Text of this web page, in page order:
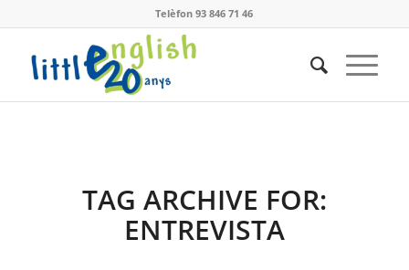
Telèfon 93 846 71 46
TAG ARCHIVE FOR:
ENTREVISTA